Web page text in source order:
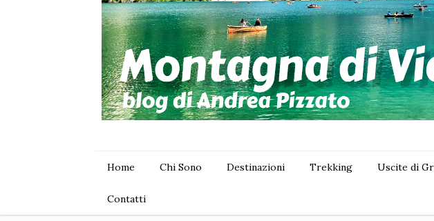
Home Chi Sono Destinazioni Trekking Uscite di
Contatti